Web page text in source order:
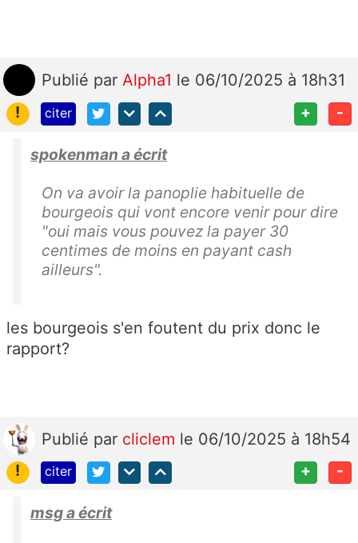
Publié par Alpha1 le 06/10/2025 à 18h31
!
citer + -
spokenman a écrit
On va avoir la panoplie habituelle de
bourgeois qui vont encore venir pour dire
"oui mais vous pouvez la payer 30
centimes de moins en payant cash
ailleurs".
les bourgeois s'en foutent du prix donc le
rapport?
Publié par cliclem le 06/10/2025 à 18h54
!
citer + -
msg a écrit